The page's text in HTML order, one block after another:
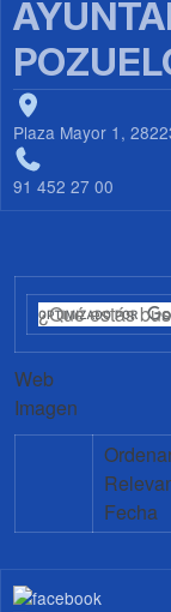
Plaza Mayor 1,
91 452 27 00
Web
Imagen
Fecha